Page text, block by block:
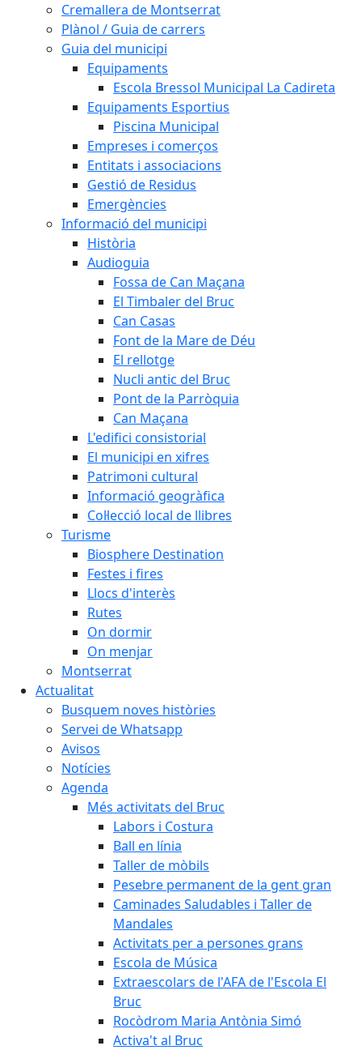
Cremallera de Montserrat
Plànol / Guia de carrers
Guia del municipi
Equipaments
Escola Bressol Municipal La Cadireta
Equipaments Esportius
Piscina Municipal
Empreses i comerços
Entitats i associacions
Gestió de Residus
Emergències
Informació del municipi
Història
Audioguia
Fossa de Can Maçana
El Timbaler del Bruc
Can Casas
Font de la Mare de Déu
El rellotge
Nucli antic del Bruc
Pont de la Parròquia
Can Maçana
L'edifici consistorial
El municipi en xifres
Patrimoni cultural
Informació geogràfica
Col·lecció local de llibres
Turisme
Biosphere Destination
Festes i fires
Llocs d'interès
Rutes
On dormir
On menjar
Montserrat
Actualitat
Busquem noves històries
Servei de Whatsapp
Avisos
Notícies
Agenda
Més activitats del Bruc
Labors i Costura
Ball en línia
Taller de mòbils
Pesebre permanent de la gent gran
Caminades Saludables i Taller de
Mandales
Activitats per a persones grans
Escola de Música
Extraescolars de l'AFA de l'Escola El
Bruc
Rocòdrom Maria Antònia Simó
Activa't al Bruc